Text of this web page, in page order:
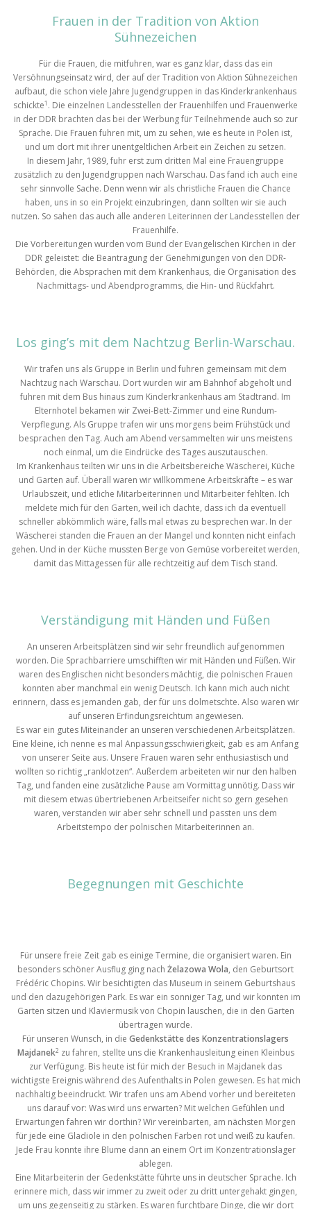
Frauen in der Tradition von Aktion
Sühnezeichen
Für die Frauen, die mitfuhren, war es ganz klar, dass das ein
Versöhnungseinsatz wird, der auf der Tradition von Aktion Sühnezeichen
aufbaut, die schon viele Jahre Jugendgruppen in das Kinderkrankenhaus
schickte1 . Die einzelnen Landesstellen der Frauenhilfen und Frauenwerke
in der DDR brachten das bei der Werbung für Teilnehmende auch so zur
Sprache. Die Frauen fuhren mit, um zu sehen, wie es heute in Polen ist,
und um dort mit ihrer unentgeltlichen Arbeit ein Zeichen zu setzen.
In diesem Jahr, 1989, fuhr erst zum dritten Mal eine Frauengruppe
zusätzlich zu den Jugendgruppen nach Warschau. Das fand ich auch eine
sehr sinnvolle Sache. Denn wenn wir als christliche Frauen die Chance
haben, uns in so ein Projekt einzubringen, dann sollten wir sie auch
nutzen. So sahen das auch alle anderen Leiterinnen der Landesstellen der
Frauenhilfe.
Die Vorbereitungen wurden vom Bund der Evangelischen Kirchen in der
DDR geleistet: die Beantragung der Genehmigungen von den DDR-
Behörden, die Absprachen mit dem Krankenhaus, die Organisation des
Nachmittags- und Abendprogramms, die Hin- und Rückfahrt.
Los ging’s mit dem Nachtzug Berlin-Warschau.
Wir trafen uns als Gruppe in Berlin und fuhren gemeinsam mit dem
Nachtzug nach Warschau. Dort wurden wir am Bahnhof abgeholt und
fuhren mit dem Bus hinaus zum Kinderkrankenhaus am Stadtrand. Im
Elternhotel bekamen wir Zwei-Bett-Zimmer und eine Rundum-
Verpflegung. Als Gruppe trafen wir uns morgens beim Frühstück und
besprachen den Tag. Auch am Abend versammelten wir uns meistens
noch einmal, um die Eindrücke des Tages auszutauschen.
Im Krankenhaus teilten wir uns in die Arbeitsbereiche Wäscherei, Küche
und Garten auf. Überall waren wir willkommene Arbeitskräfte – es war
Urlaubszeit, und etliche Mitarbeiterinnen und Mitarbeiter fehlten. Ich
meldete mich für den Garten, weil ich dachte, dass ich da eventuell
schneller abkömmlich wäre, falls mal etwas zu besprechen war. In der
Wäscherei standen die Frauen an der Mangel und konnten nicht einfach
gehen. Und in der Küche mussten Berge von Gemüse vorbereitet werden,
damit das Mittagessen für alle rechtzeitig auf dem Tisch stand.
Verständigung mit Händen und Füßen
An unseren Arbeitsplätzen sind wir sehr freundlich aufgenommen
worden. Die Sprachbarriere umschifften wir mit Händen und Füßen. Wir
waren des Englischen nicht besonders mächtig, die polnischen Frauen
konnten aber manchmal ein wenig Deutsch. Ich kann mich auch nicht
erinnern, dass es jemanden gab, der für uns dolmetschte. Also waren wir
auf unseren Erfindungsreichtum angewiesen.
Es war ein gutes Miteinander an unseren verschiedenen Arbeitsplätzen.
Eine kleine, ich nenne es mal Anpassungsschwierigkeit, gab es am Anfang
von unserer Seite aus. Unsere Frauen waren sehr enthusiastisch und
wollten so richtig „ranklotzen“. Außerdem arbeiteten wir nur den halben
Tag, und fanden eine zusätzliche Pause am Vormittag unnötig. Dass wir
mit diesem etwas übertriebenen Arbeitseifer nicht so gern gesehen
waren, verstanden wir aber sehr schnell und passten uns dem
Arbeitstempo der polnischen Mitarbeiterinnen an.
Begegnungen mit Geschichte
Für unsere freie Zeit gab es einige Termine, die organisiert waren. Ein
besonders schöner Ausflug ging nach Żelazowa Wola, den Geburtsort
Frédéric Chopins. Wir besichtigten das Museum in seinem Geburtshaus
und den dazugehörigen Park. Es war ein sonniger Tag, und wir konnten im
Garten sitzen und Klaviermusik von Chopin lauschen, die in den Garten
übertragen wurde.
Für unseren Wunsch, in die Gedenkstätte des Konzentrationslagers
Majdanek2 zu fahren, stellte uns die Krankenhausleitung einen Kleinbus
zur Verfügung. Bis heute ist für mich der Besuch in Majdanek das
wichtigste Ereignis während des Aufenthalts in Polen gewesen. Es hat mich
nachhaltig beeindruckt. Wir trafen uns am Abend vorher und bereiteten
uns darauf vor: Was wird uns erwarten? Mit welchen Gefühlen und
Erwartungen fahren wir dorthin? Wir vereinbarten, am nächsten Morgen
für jede eine Gladiole in den polnischen Farben rot und weiß zu kaufen.
Jede Frau konnte ihre Blume dann an einem Ort im Konzentrationslager
ablegen.
Eine Mitarbeiterin der Gedenkstätte führte uns in deutscher Sprache. Ich
erinnere mich, dass wir immer zu zweit oder zu dritt untergehakt gingen,
um uns gegenseitig zu stärken. Es waren furchtbare Dinge, die wir dort